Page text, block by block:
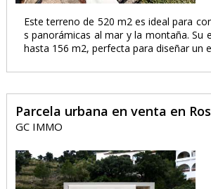
Este terreno de 520 m2 es ideal para
s panorámicas al mar y la montaña. Su
hasta 156 m2, perfecta para diseñar un
Parcela urbana en venta en
GC IMMO